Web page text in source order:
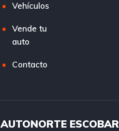
Vehículos
Vende tu
auto
Contacto
AUTONORTE ESCOBAR